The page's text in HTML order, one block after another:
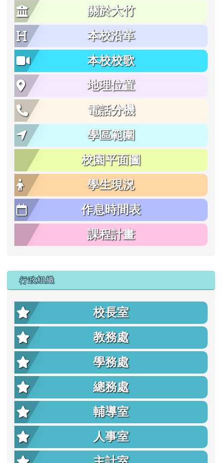
關於大竹
本校沿革
本校校歌
地理位置
電話分機
學區範圍
校園平面圖
學生現況
作息時間表
課程計畫
行政組織
校長室
教務處
學務處
總務處
輔導室
人事室